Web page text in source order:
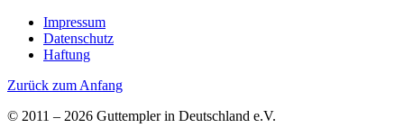
Impressum
Datenschutz
Haftung
Zurück zum Anfang
© 2011 – 2026 Guttempler in Deutschland e.V.